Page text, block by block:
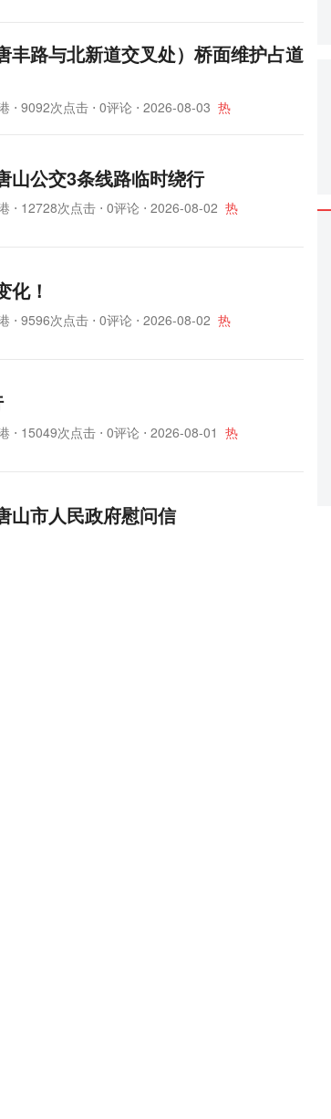
丰路与北新道交叉处）桥面维护占道
⋅ 9092次点击 ⋅ 0评论 ⋅ 2026-08-03 热
山公交3条线路临时绕行
⋅ 12728次点击 ⋅ 0评论 ⋅ 2026-08-02 热
化！
⋅ 9596次点击 ⋅ 0评论 ⋅ 2026-08-02 热
⋅ 15049次点击 ⋅ 0评论 ⋅ 2026-08-01 热
山市人民政府慰问信